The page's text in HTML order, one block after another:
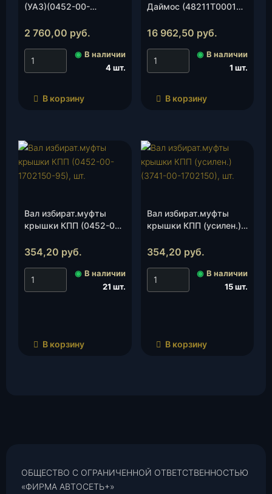
(УАЗ)(0452-00-
2 760,00 руб.
◉ В наличии
4 шт.
В корзину
Даймос (48211Т00015)
шт.
16 962,50 руб.
◉ В наличии
1 шт.
В корзину
Вал избират.муфты
крышки КПП (0452-00-
354,20 руб.
◉ В наличии
21 шт.
В корзину
Вал избират.муфты
крышки КПП (усилен.)
354,20 руб.
◉ В наличии
15 шт.
В корзину
ОБЩЕСТВО С ОГРАНИЧЕННОЙ ОТВЕТСТВЕННОСТЬЮ
«ФИРМА АВТОСЕТЬ+»